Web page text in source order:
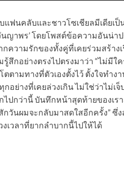
ฟนคลับและชาวโซเชียลมีเดียเป็น
ญาพร’ โดยโพสต์ข้อความอันน่า
ความรักของทั้งคู่ที่เคยร่วมสร้าง
กอย่างตรงไปตรงมาว่า “ไม่มีใ
ตามทางที่ตัวเองตั้งไว้ ตั้งใจทำง
ย่างที่เคยล่วงเกิน ไม่ใช่ว่าไม่เจ็
ไปกว่านี้ บันทึกหน้าสุดท้ายของเ
กวันผมจะกลับมาสดใสอีกครั้ง”
เวลาที่ยากลำบากนี้ไปให้ได้